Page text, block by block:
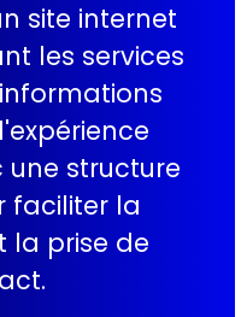
site internet
les services
une structure
faciliter la
la prise de